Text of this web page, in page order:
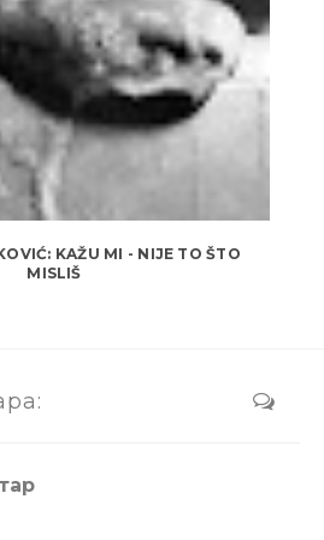
KAŽU MI - NIJE TO ŠTO
MISLIŠ